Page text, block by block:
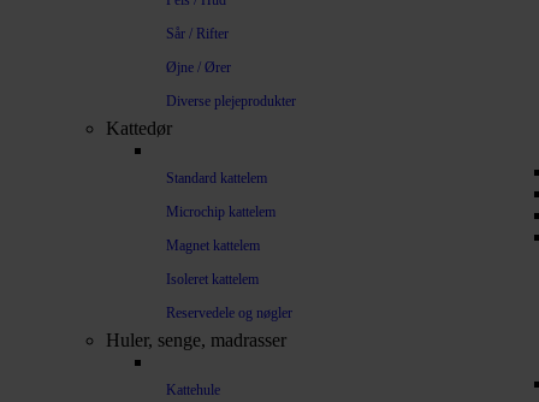
Sår / Rifter
Øjne / Ører
Diverse plejeprodukter
Kattedør
Standard kattelem
Microchip kattelem
Magnet kattelem
Isoleret kattelem
Reservedele og nøgler
Huler, senge, madrasser
Kattehule